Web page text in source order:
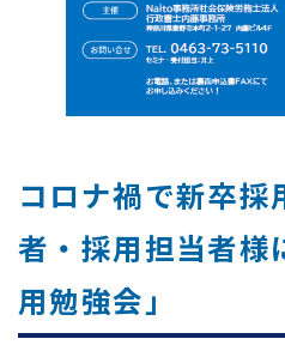
コロナ禍で新卒採
者・採用担当者様
用勉強会」